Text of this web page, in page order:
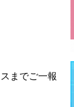
までご一報